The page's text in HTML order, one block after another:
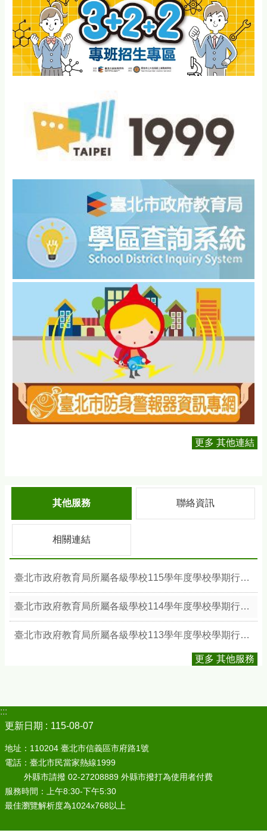
更多 其他連結
其他服務 聯絡資訊
相關連結
臺北市政府教育局所屬各級學校115學年度學校學期行事簡曆
臺北市政府教育局所屬各級學校114學年度學校學期行事簡曆
臺北市政府教育局所屬各級學校113學年度學校學期行事簡曆
更多 其他服務
:::
更新日期
115-08-07
地址：110204 臺北市信義區市府路1號
電話：臺北市民當家熱線1999
外縣市請撥 02-27208889 外縣市撥打為使用者付費
服務時間：上午8:30-下午5:30
最佳瀏覽解析度為1024x768以上